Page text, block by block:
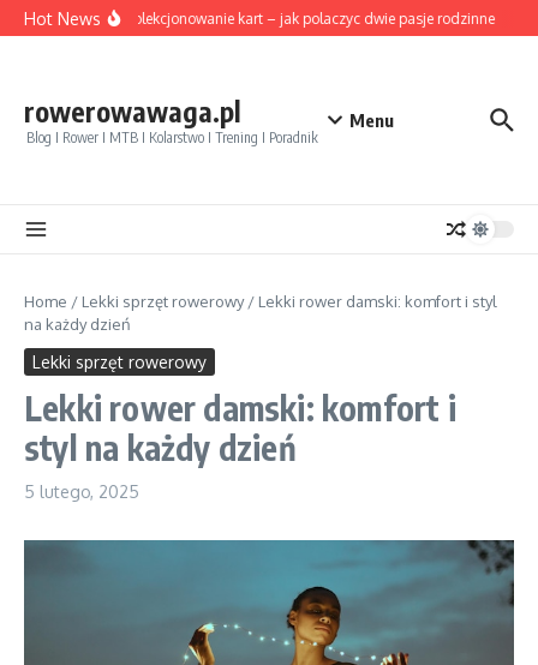
Przejdź do treści
Hot NewsRower i kolekcjonowanie kart – jak polaczyc dwie pasje rodzinne
rowerowawaga.pl
Blog I Rower I MTB I Kolarstwo I Trening I Poradnik
Menu
Home / Lekki sprzęt rowerowy/ Lekki rower damski: komfort i styl
na każdy dzień
Lekki sprzęt rowerowy
Lekki rower damski: komfort i
styl na każdy dzień
5 lutego, 2025